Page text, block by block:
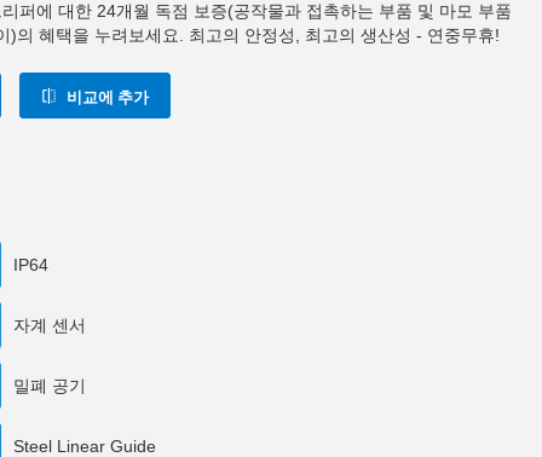
퍼에 대한 24개월 독점 보증(공작물과 접촉하는 부품 및 마모 부품
)의 혜택을 누려보세요. 최고의 안정성, 최고의 생산성 - 연중무휴!
비교에 추가
IP64
자계 센서
밀폐 공기
Steel Linear Guide